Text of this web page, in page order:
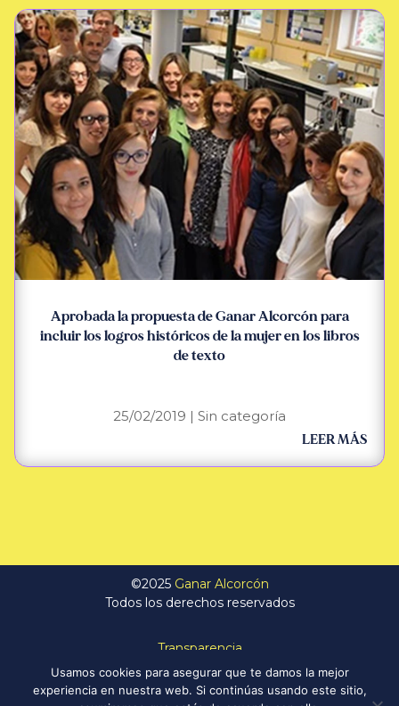
Aprobada la propuesta de Ganar Alcorcón para
incluir los logros históricos de la mujer en los libros
de texto
25/02/2019 | Sin categoría
LEER MÁS
©2025 Ganar Alcorcón
Todos los derechos reservados
Transparencia
Política de Privacidad
Aviso Legal
Usamos cookies para asegurar que te damos la mejor
experiencia en nuestra web. Si continúas usando este sitio,